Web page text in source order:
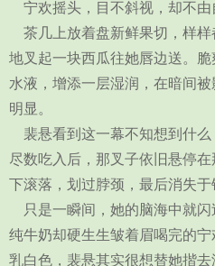
宁欢摇头，目不斜视，却不由
茶几上放着盘新鲜果切，样样
地叉起一块西瓜往她唇边送。
水液，增添一层湿润，在暗间
明显。
裴悬看到这一幕不知想到什么
尽数吃入后，那叉子依旧悬停
下滚落，划过脖颈，最后消失于
只是一瞬间，她的脑海中就闪
纯牛奶却硬生生皱着眉喝完的
乳白色，裴悬其实很想替她揩